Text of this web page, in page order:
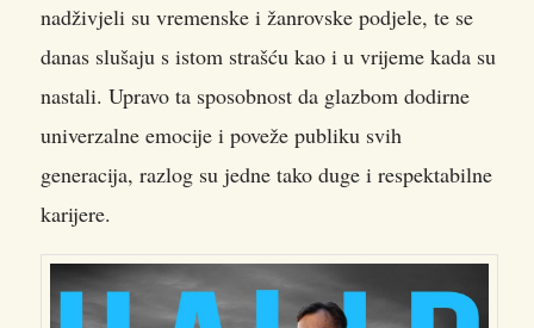
nadživjeli su vremenske i žanrovske podjele, te se
danas slušaju s istom strašću kao i u vrijeme kada su
nastali. Upravo ta sposobnost da glazbom dodirne
univerzalne emocije i poveže publiku svih
generacija, razlog su jedne tako duge i respektabilne
karijere.